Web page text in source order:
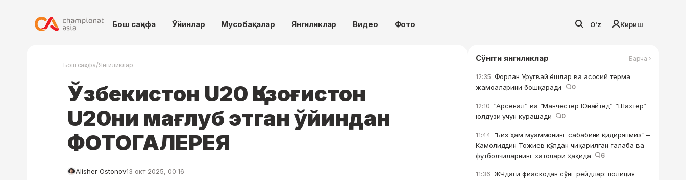
Бош саҳифа Ўйинлар Мусобақалар Янгиликлар Видео Фото O'z Кириш
Бош саҳифа/Янгиликлар
Ўзбекистон U20 Қозоғистон
U20ни мағлуб этган ўйиндан
ФОТОГАЛЕРЕЯ
Alisher Ostonov13 окт 2025, 00:16
Сўнгги янгиликлар Барча ›
12:35 Форлан Уругвай ёшлар ва асосий терма
жамоаларини бошқаради
0
12:10 “Арсенал” ва “Манчестер Юнайтед” “Шахтёр”
юлдузи учун курашади
0
11:44 "Биз ҳам муаммонинг сабабини қидиряпмиз" –
Камолиддин Тожиев қўлдан чиқарилган ғалаба ва
футболчиларнинг хатолари ҳақида
6
11:36 ЖЧдаги фиаскодан сўнг рейдлар: полиция